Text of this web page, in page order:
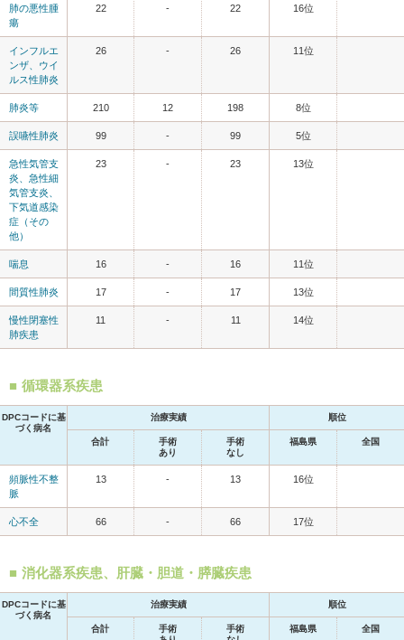
肺の悪性腫
瘍
22 - 22 16位
インフルエ
ンザ、ウイ
ルス性肺炎
26 - 26 11位
肺炎等 210 12 198 8位
誤嚥性肺炎 99 - 99 5位
急性気管支
炎、急性細
気管支炎、
下気道感染
症（その
他）
23 - 23 13位
喘息 16 - 16 11位
間質性肺炎 17 - 17 13位
慢性閉塞性
肺疾患
11 - 11 14位
循環器系疾患
DPCコードに基
づく病名
治療実績 順位
合計
手術
あり
手術
なし
福島県 全国
頻脈性不整
脈
13 - 13 16位
心不全 66 - 66 17位
消化器系疾患、肝臓・胆道・膵臓疾患
DPCコードに基
づく病名
治療実績 順位
合計
手術
手術
福島県 全国